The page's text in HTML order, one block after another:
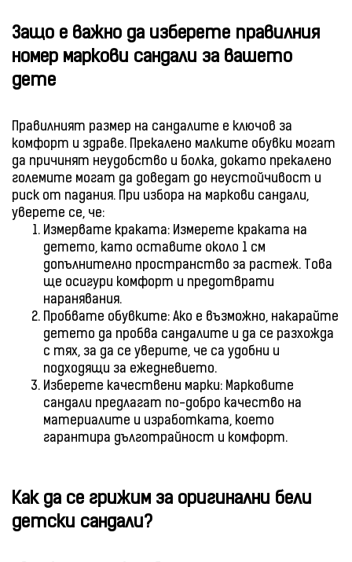
Защо е важно да изберете правилния
номер маркови сандали за вашето
дете
Правилният размер на сандалите е ключов за
комфорт и здраве. Прекалено малките обувки могат
да причинят неудобство и болка, докато прекалено
големите могат да доведат до неустойчивост и
риск от падания. При избора на маркови сандали,
уверете се, че:
Измервате краката: Измерете краката на
детето, като оставите около 1 см
допълнително пространство за растеж. Това
ще осигури комфорт и предотврати
наранявания.
Пробвате обувките: Ако е възможно, накарайте
детето да пробва сандалите и да се разхожда
с тях, за да се уверите, че са удобни и
подходящи за ежедневието.
Изберете качествени марки: Марковите
сандали предлагат по-добро качество на
материалите и изработката, което
гарантира дълготрайност и комфорт.
Как да се грижим за оригинални бели
детски сандали?